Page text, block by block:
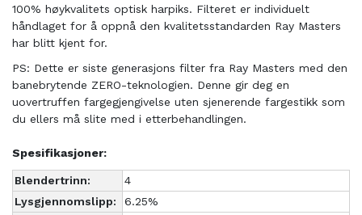
100% høykvalitets optisk harpiks. Filteret er individuelt
håndlaget for å oppnå den kvalitetsstandarden Ray Masters
har blitt kjent for.
PS: Dette er siste generasjons filter fra Ray Masters med den
banebrytende ZERO-teknologien. Denne gir deg en
uovertruffen fargegjengivelse uten sjenerende fargestikk som
du ellers må slite med i etterbehandlingen.
Spesifikasjoner:
Blendertrinn:
4
Lysgjennomslipp:
6.25%